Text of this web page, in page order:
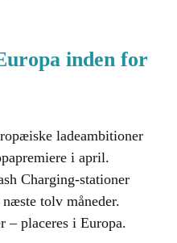
inden for
ladeambitioner
i april.
Charging-stationer
tolv måneder.
– placeres i Europa.